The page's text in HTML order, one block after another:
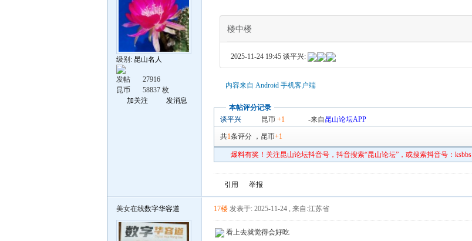
级别: 昆山名人
发帖
27916
昆币
58837 枚
加关注
发消息
楼中楼
2025-11-24 19:45 谈平兴:
内容来自 Android 手机客户端
本帖评分记录
谈平兴
昆币 +1 -来自 昆山论坛APP
共1条评分 ， 昆币+1
爆料有奖！关注昆山论坛抖音号，抖音搜索“昆山论坛”，或搜索抖音号：ksbbs
引用 举报
美女在线数字华容道 17楼 发表于: 2025-11-24 , 来自:江苏省
看上去就觉得会好吃